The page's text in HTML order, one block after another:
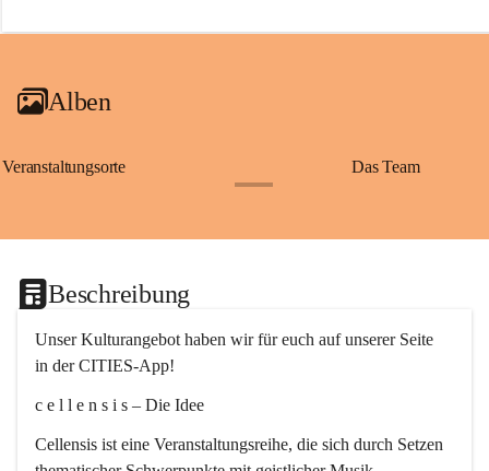
Alben
Veranstaltungsorte Das Team
Beschreibung
Unser Kulturangebot haben wir für euch auf unserer Seite
in der CITIES-App!
c e l l e n s i s – Die Idee
Cellensis ist eine Veranstaltungsreihe, die sich durch Setzen